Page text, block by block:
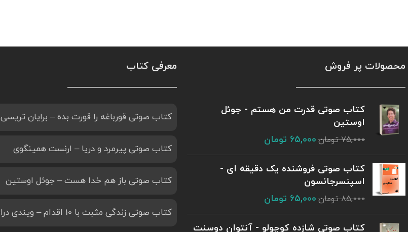
محصولات پر فروش
کتاب صوتی قدرت من هستم - جوئل
اوستین
75,000 تومان 65,000 تومان
کتاب صوتی فروشنده یک دقیقه ای -
اسپنسرجانسون
85,000 تومان 65,000 تومان
کتاب صوتی شازده کوچولو - آنتوان دوسنت
معرفی کتاب
کتاب صوتی قورباغه را قورت بده – برایان تریسی
کتاب صوتی پیرمرد و دریا – ارنست همینگوی
کتاب صوتی باز هم خدا هست – جوئل اوستین
کتاب صوتی زندگی مثبت با 10 اقدام – ویندی درایدن